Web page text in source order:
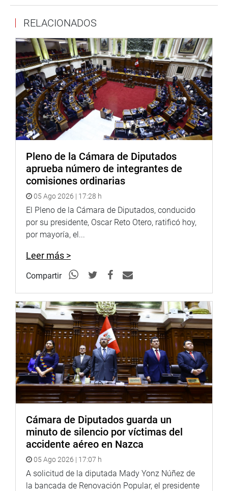
“Hace un año, los gobiernos del mundo acordaron una
ambiciosa agenda de desarrollo sostenible para los
próximos 15 años. Reconocieron que lo que queremos no
es tan complicado, pero exige una transformación en el
funcionamiento de nuestras economías y nuestras
sociedades. Las personas quieren alimentos y una
vivienda, educación y atención de la salud, y más
oportunidades económicas. Quieren vivir sin miedo.
Quieren poder confiar en sus gobiernos y en las
instituciones mundiales, nacionales y locales”, refirió la
funcionaria de las Naciones Unidas, entre otras
reflexiones.
También participó Percy Medina, presidente de la
Asociación Civil Transparencia, quien también coincidió
con algunas precisiones con sus antecesoras sobre el
trabajo para fortalecer la democracia en nuestro país.
(FAA).
PRENSA CONGRESO
RELACIONADOS
Pleno de la Cámara de Diputados
aprueba número de integrantes de
comisiones ordinarias
05 Ago 2026 | 17:28 h
El Pleno de la Cámara de Diputados, conducido
por su presidente, Oscar Reto Otero, ratificó hoy,
por mayoría, el...
Leer más >
Compartir
Cámara de Diputados guarda un
minuto de silencio por víctimas del
accidente aéreo en Nazca
05 Ago 2026 | 17:07 h
A solicitud de la diputada Mady Yonz Núñez de
la bancada de Renovación Popular, el presidente